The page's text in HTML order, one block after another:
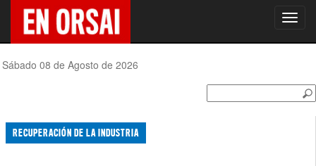
Sábado 08 de Agosto de 2026
RECUPERACIÓN DE LA INDUSTRIA